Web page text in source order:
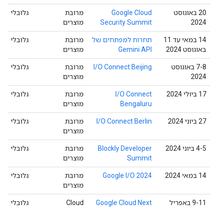
‫20 באוגוסט
2024
Google Cloud
Security Summit
מרובת
מוצרים
גלובלי
‫14 במאי עד 11
באוגוסט 2024
תחרות למפתחים של
Gemini API
מרובת
מוצרים
גלובלי
‫7-8 באוגוסט
2024
I/O Connect Beijing
מרובת
מוצרים
גלובלי
‫17 ביולי 2024
I/O Connect
Bengaluru
מרובת
מוצרים
גלובלי
‫27 ביוני 2024 I/O Connect Berlin
מרובת
מוצרים
גלובלי
‫4-5 ביוני 2024
Blockly Developer
Summit
מרובת
מוצרים
גלובלי
‫14 במאי 2024 Google I/O 2024
מרובת
מוצרים
גלובלי
‫9-11 באפריל
Google Cloud Next
Cloud גלובלי